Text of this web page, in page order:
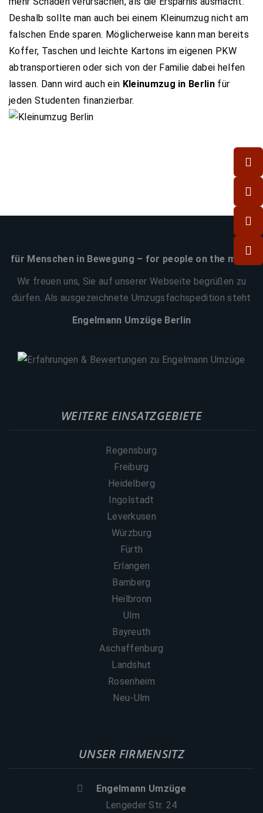
Deshalb sollte man auch bei einem Kleinumzug nicht am
falschen Ende sparen. Möglicherweise kann man bereits
Koffer, Taschen und leichte Kartons im eigenen PKW
abtransportieren oder sich von der Familie dabei helfen
lassen. Dann wird auch ein Kleinumzug in Berlin für
jeden Studenten finanzierbar.
für Menschen in Bewegung – for people on the move
Wir freuen uns, Sie auf unserer Webseite begrüßen zu
dürfen. Als ausgezeichnete Umzugsfachspedition steht
Engelmann Umzüge Berlin
WEITERE EINSATZGEBIETE
Regensburg
Freiburg
Heidelberg
Ingolstadt
Leverkusen
Würzburg
Fürth
Erlangen
Bamberg
Heilbronn
Ulm
Bayreuth
Aschaffenburg
Landshut
Rosenheim
Neu-Ulm
UNSER FIRMENSITZ
Engelmann Umzüge
Lengeder Str. 24